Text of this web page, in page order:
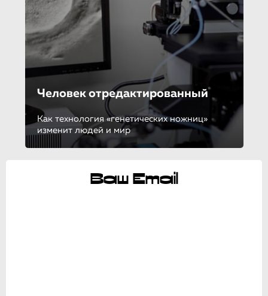
Человек отредактирован­ный
Как технология «генетических ножниц»
изменит людей и мир
Ваш Email